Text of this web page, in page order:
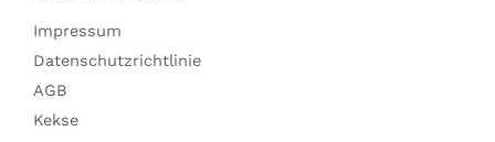
Impressum
Datenschutzrichtlinie
AGB
Kekse